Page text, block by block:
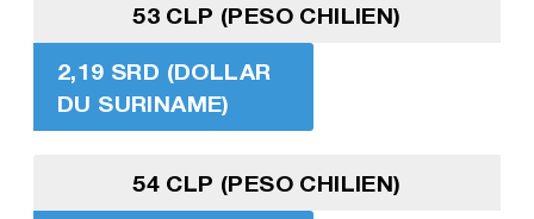
53 CLP (PESO CHILIEN)
2,19 SRD (DOLLAR
DU SURINAME)
54 CLP (PESO CHILIEN)